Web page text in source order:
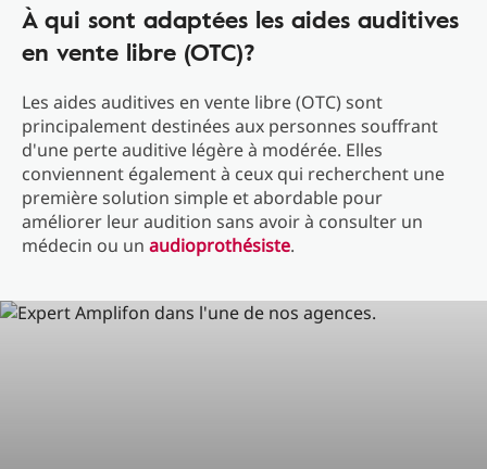
À qui sont adaptées les aides auditives
en vente libre (OTC)?
Les aides auditives en vente libre (OTC) sont
principalement destinées aux personnes souffrant
d'une perte auditive légère à modérée. Elles
conviennent également à ceux qui recherchent une
première solution simple et abordable pour
améliorer leur audition sans avoir à consulter un
médecin ou un audioprothésiste.